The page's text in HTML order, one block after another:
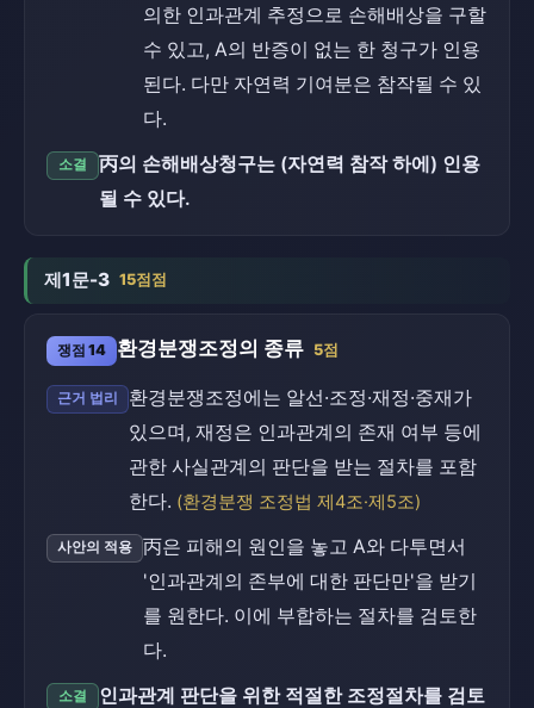
의한 인과관계 추정으로 손해배상을 구할
수 있고, A의 반증이 없는 한 청구가 인용
된다. 다만 자연력 기여분은 참작될 수 있
다.
소결
丙의 손해배상청구는 (자연력 참작 하에) 인용
될 수 있다.
제1문-3 15점점
쟁점 14 환경분쟁조정의 종류 5점
근거 법리
환경분쟁조정에는 알선·조정·재정·중재가
있으며, 재정은 인과관계의 존재 여부 등에
관한 사실관계의 판단을 받는 절차를 포함
한다. (환경분쟁 조정법 제4조·제5조)
사안의 적용
丙은 피해의 원인을 놓고 A와 다투면서
'인과관계의 존부에 대한 판단만'을 받기
를 원한다. 이에 부합하는 절차를 검토한
다.
소결
인과관계 판단을 위한 적절한 조정절차를 검토